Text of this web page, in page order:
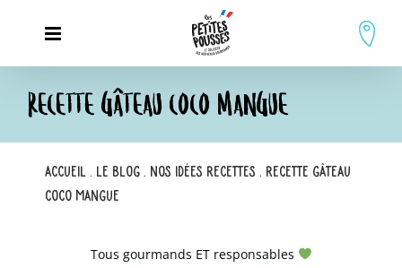
RECETTE GÂTEAU COCO MANGUE
Accueil . Le blog . Nos idées recettes . Recette Gâteau
Coco Mangue
Tous gourmands ET responsables